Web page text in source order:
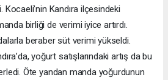
Kandıra ilçesindeki
birliği de verimi iyice artırdı.
beraber süt verimi yükseldi.
yoğurt satışlarındaki artış da bu
Öte yandan manda yoğurdunun